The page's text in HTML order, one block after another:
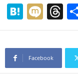
H
at
e
n
a
M
ixi
T
hr
e
d
Facebook